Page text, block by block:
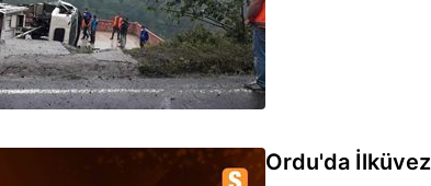
Ordu'da İlküvez